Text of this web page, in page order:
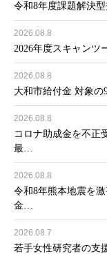
令和8年度課題解決
2026.08.8
2026年度スキャンツ
2026.08.8
大和市給付金 対象
2026.08.8
コロナ助成金を不正
最…
2026.08.8
令和8年熊本地震を
金…
2026.08.7
若手女性研究者の支